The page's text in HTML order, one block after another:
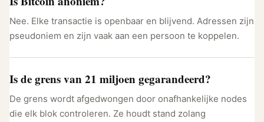
Nee. Elke transactie is openbaar en blijvend. Adressen zijn
pseudoniem en zijn vaak aan een persoon te koppelen.
Is de grens van 21 miljoen gegarandeerd?
De grens wordt afgedwongen door onafhankelijke nodes
die elk blok controleren. Ze houdt stand zolang